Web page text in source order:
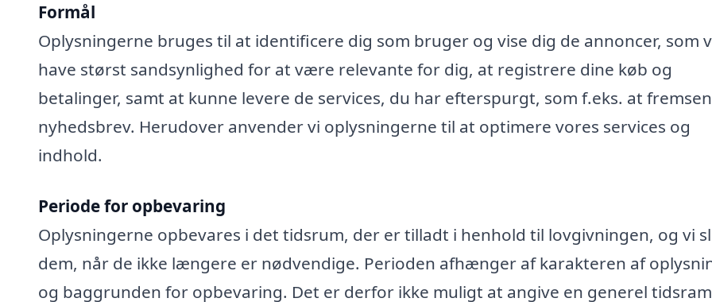
Formål
Oplysningerne bruges til at identificere dig som bruger og vise dig de annoncer, som
have størst sandsynlighed for at være relevante for dig, at registrere dine køb og
betalinger, samt at kunne levere de services, du har efterspurgt, som f.eks. at
nyhedsbrev. Herudover anvender vi oplysningerne til at optimere vores services og
indhold.
Periode for opbevaring
Oplysningerne opbevares i det tidsrum, der er tilladt i henhold til lovgivningen, og vi
dem, når de ikke længere er nødvendige. Perioden afhænger af karakteren af
og baggrunden for opbevaring. Det er derfor ikke muligt at angive en generel